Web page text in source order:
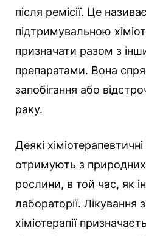
після ремісії. Це
підтримувальною
призначати разом з
препаратами. Вона
запобігання або
раку.
Деякі
отримують з
рослини, в той час, як
лабораторії. Лікування
хіміотерапії